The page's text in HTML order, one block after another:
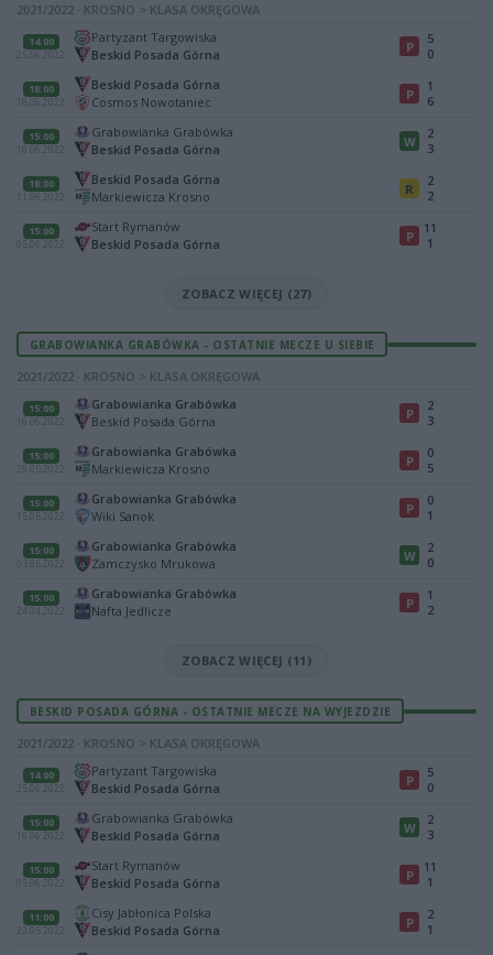
2021/2022 · KROSNO > KLASA OKRĘGOWA
14:00
25.06.2022
Partyzant Targowiska
Beskid Posada Górna
P
5
0
18:00
18.06.2022
Beskid Posada Górna
Cosmos Nowotaniec
P
1
6
15:00
16.06.2022
Grabowianka Grabówka
Beskid Posada Górna
W
2
3
18:00
11.06.2022
Beskid Posada Górna
Markiewicza Krosno
R
2
2
15:00
05.06.2022
Start Rymanów
Beskid Posada Górna
P
11
1
ZOBACZ WIĘCEJ (27)
GRABOWIANKA GRABÓWKA - OSTATNIE MECZE U SIEBIE
2021/2022 · KROSNO > KLASA OKRĘGOWA
15:00
16.06.2022
Grabowianka Grabówka
Beskid Posada Górna
P
2
3
15:00
29.05.2022
Grabowianka Grabówka
Markiewicza Krosno
P
0
5
15:00
15.05.2022
Grabowianka Grabówka
Wiki Sanok
P
0
1
15:00
03.05.2022
Grabowianka Grabówka
Zamczysko Mrukowa
W
2
0
15:00
24.04.2022
Grabowianka Grabówka
Nafta Jedlicze
P
1
2
ZOBACZ WIĘCEJ (11)
BESKID POSADA GÓRNA - OSTATNIE MECZE NA WYJEZDZIE
2021/2022 · KROSNO > KLASA OKRĘGOWA
14:00
25.06.2022
Partyzant Targowiska
Beskid Posada Górna
P
5
0
15:00
16.06.2022
Grabowianka Grabówka
Beskid Posada Górna
W
2
3
15:00
05.06.2022
Start Rymanów
Beskid Posada Górna
P
11
1
11:00
22.05.2022
Cisy Jabłonica Polska
Beskid Posada Górna
P
2
1